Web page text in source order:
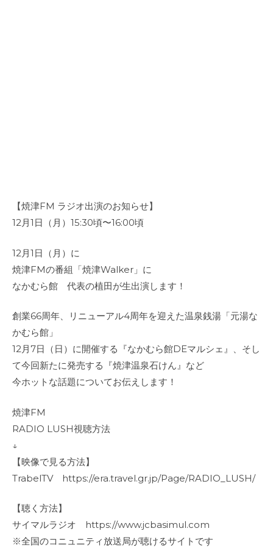
【焼津FM ラジオ出演のお知らせ】
12月1日（月）15:30頃〜16:00頃
12月1日（月）に
焼津FMの番組「焼津Walker」に
なかむら館 代表の植田が生出演します！
創業66周年、リニューアル4周年を迎えた温泉銭湯「元湯な
かむら館」
12月7日（日）に開催する『なかむら館DEマルシェ』、そし
て今回新たに発売する『焼津温泉石けん』など
今ホットな話題についてお伝えします！
焼津FM
RADIO LUSH視聴方法
↓
【映像で見る方法】
TrabelTV https://era.travel.gr.jp/Page/RADIO_LUSH/
【聴く方法】
サイマルラジオ https://www.jcbasimul.com
※全国のコニュニティ放送局が聴けるサイトです